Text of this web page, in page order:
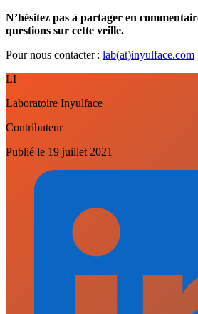
N’hésitez pas à partager en
questions sur cette veille.
Pour nous contacter : lab(at)inyulface.com
LI
Laboratoire Inyulface
Contributeur
Publié le 19 juillet 2021